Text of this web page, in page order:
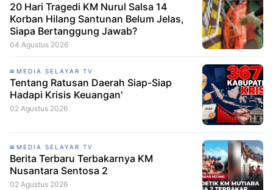
20 Hari Tragedi KM Nurul Salsa 14
Korban Hilang Santunan Belum Jelas,
Siapa Bertanggung Jawab?
04 Agustus 2026
MEDIA SELAYAR TV
Tentang Ratusan Daerah Siap-Siap
Hadapi Krisis Keuangan'
02 Agustus 2026
MEDIA SELAYAR TV
Berita Terbaru Terbakarnya KM
Nusantara Sentosa 2
02 Agustus 2026